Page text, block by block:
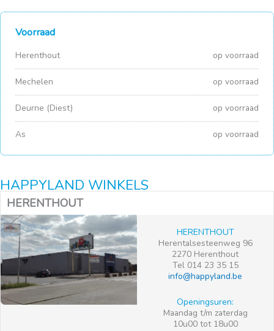
Voorraad
Herenthout op voorraad
Mechelen op voorraad
Deurne (Diest) op voorraad
As op voorraad
HAPPYLAND WINKELS
HERENTHOUT
HERENTHOUT
Herentalsesteenweg 96
2270 Herenthout
Tel 014 23 35 15
info@happyland.be
Openingsuren:
Maandag t/m zaterdag
10u00 tot 18u00